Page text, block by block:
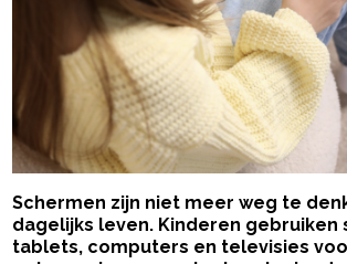
Schermen zijn niet meer weg te
dagelijks leven. Kinderen gebruiken
tablets, computers en televisies